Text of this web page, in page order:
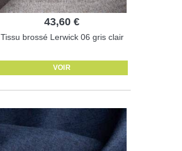
43,60 €
Tissu brossé Lerwick 06 gris clair
VOIR